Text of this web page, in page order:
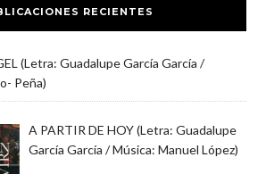
RECIENTES
(Letra: Guadalupe García García /
Peña)
A PARTIR DE HOY (Letra: Guadalupe
García García / Música: Manuel López)